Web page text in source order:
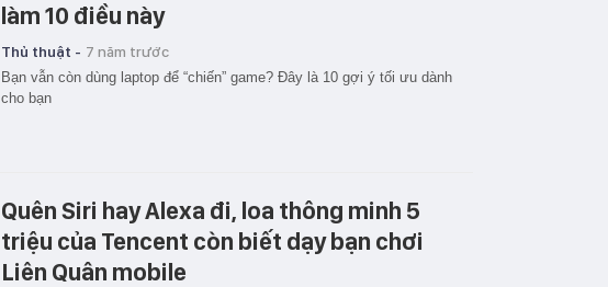
làm 10 điều này
Thủ thuật - 7 năm trước
Bạn vẫn còn dùng laptop để “chiến” game? Đây là 10 gợi ý tối ưu dành
cho bạn
Quên Siri hay Alexa đi, loa thông minh 5
triệu của Tencent còn biết dạy bạn chơi
Liên Quân mobile